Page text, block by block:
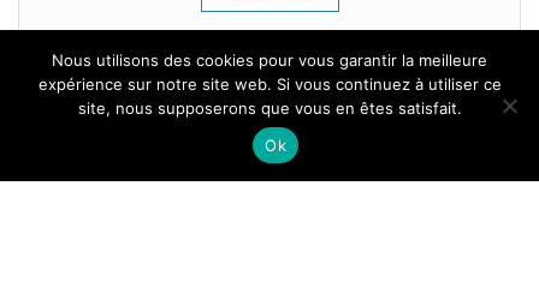
Tous droits reservés.
Nous utilisons des cookies pour vous garantir la meilleure
expérience sur notre site web. Si vous continuez à utiliser ce
site, nous supposerons que vous en êtes satisfait.
Ok